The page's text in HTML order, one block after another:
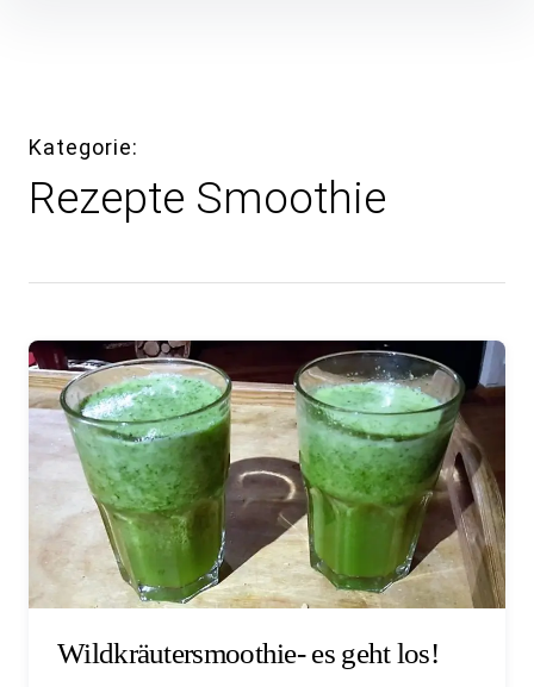
Kategorie
Rezepte Smoothie
Wildkräutersmoothie- es geht los!